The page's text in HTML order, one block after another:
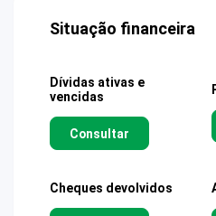
Situação financeira
Dívidas ativas e
vencidas
Consultar
Cheques devolvidos